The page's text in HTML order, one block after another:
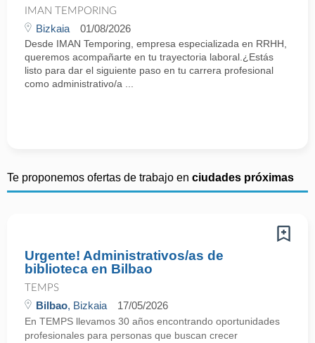
IMAN TEMPORING
Bizkaia 01/08/2026
Desde IMAN Temporing, empresa especializada en RRHH,
queremos acompañarte en tu trayectoria laboral.¿Estás
listo para dar el siguiente paso en tu carrera profesional
como administrativo/a ...
Te proponemos ofertas de trabajo en ciudades próximas
Urgente! Administrativos/as de
biblioteca en Bilbao
TEMPS
Bilbao, Bizkaia 17/05/2026
En TEMPS llevamos 30 años encontrando oportunidades
profesionales para personas que buscan crecer